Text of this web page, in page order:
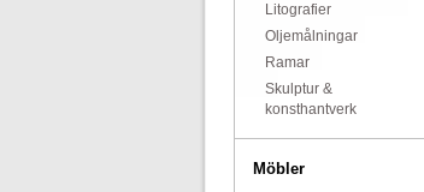
Litografier
Oljemålningar
Ramar
Skulptur &
konsthantverk
Möbler